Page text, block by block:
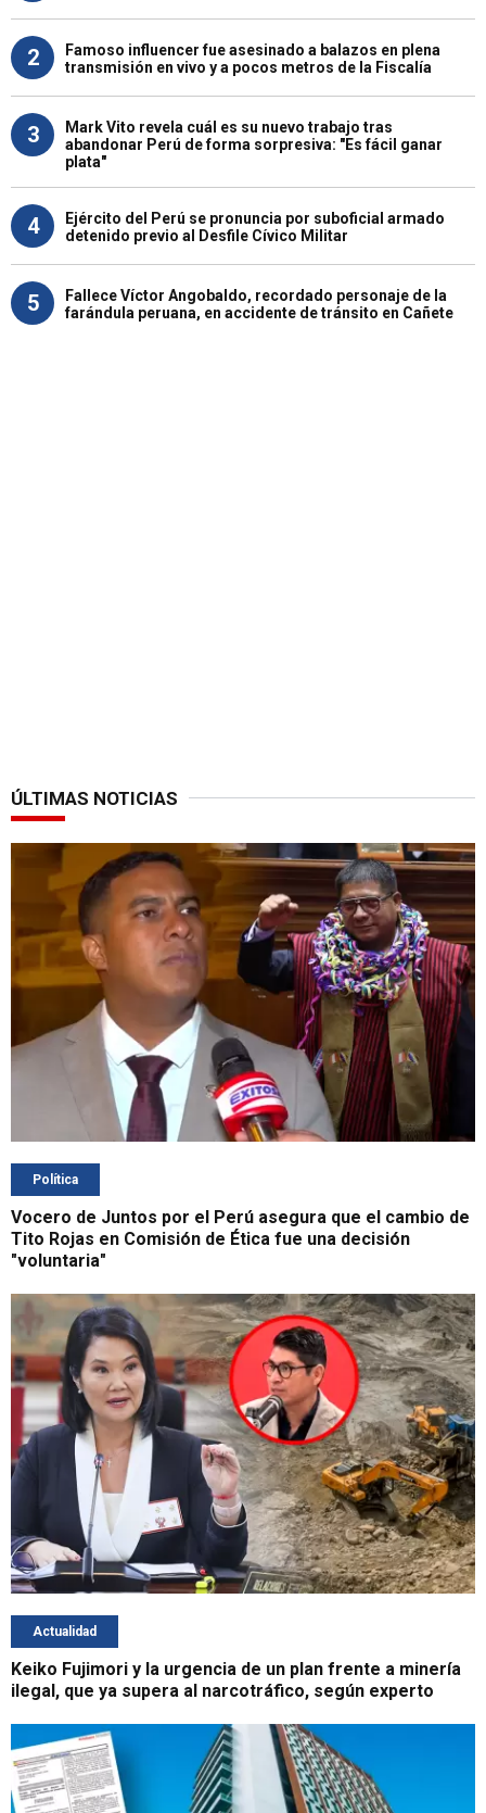
2
Famoso influencer fue asesinado a balazos en plena
transmisión en vivo y a pocos metros de la Fiscalía
3
Mark Vito revela cuál es su nuevo trabajo tras
abandonar Perú de forma sorpresiva: "Es fácil ganar
plata"
4
Ejército del Perú se pronuncia por suboficial armado
detenido previo al Desfile Cívico Militar
5
Fallece Víctor Angobaldo, recordado personaje de la
farándula peruana, en accidente de tránsito en Cañete
ÚLTIMAS NOTICIAS
Política
Vocero de Juntos por el Perú asegura que el cambio de
Tito Rojas en Comisión de Ética fue una decisión
"voluntaria"
Actualidad
Keiko Fujimori y la urgencia de un plan frente a minería
ilegal, que ya supera al narcotráfico, según experto